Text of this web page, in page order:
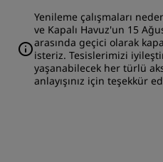
Yenileme çalışmaları
ve Kapalı Havuz'un 15
arasında geçici olarak
isteriz. Tesislerimizi
yaşanabilecek her türlü
anlayışınız için teşekkür